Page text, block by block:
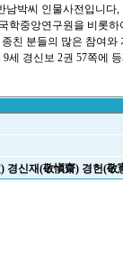
남박씨 인물사전입니다
학중앙연구원을 비롯
친 분들의 많은 참여와
9세 경신보 2권 57쪽에
경신재(敬愼齋) 경헌(敬